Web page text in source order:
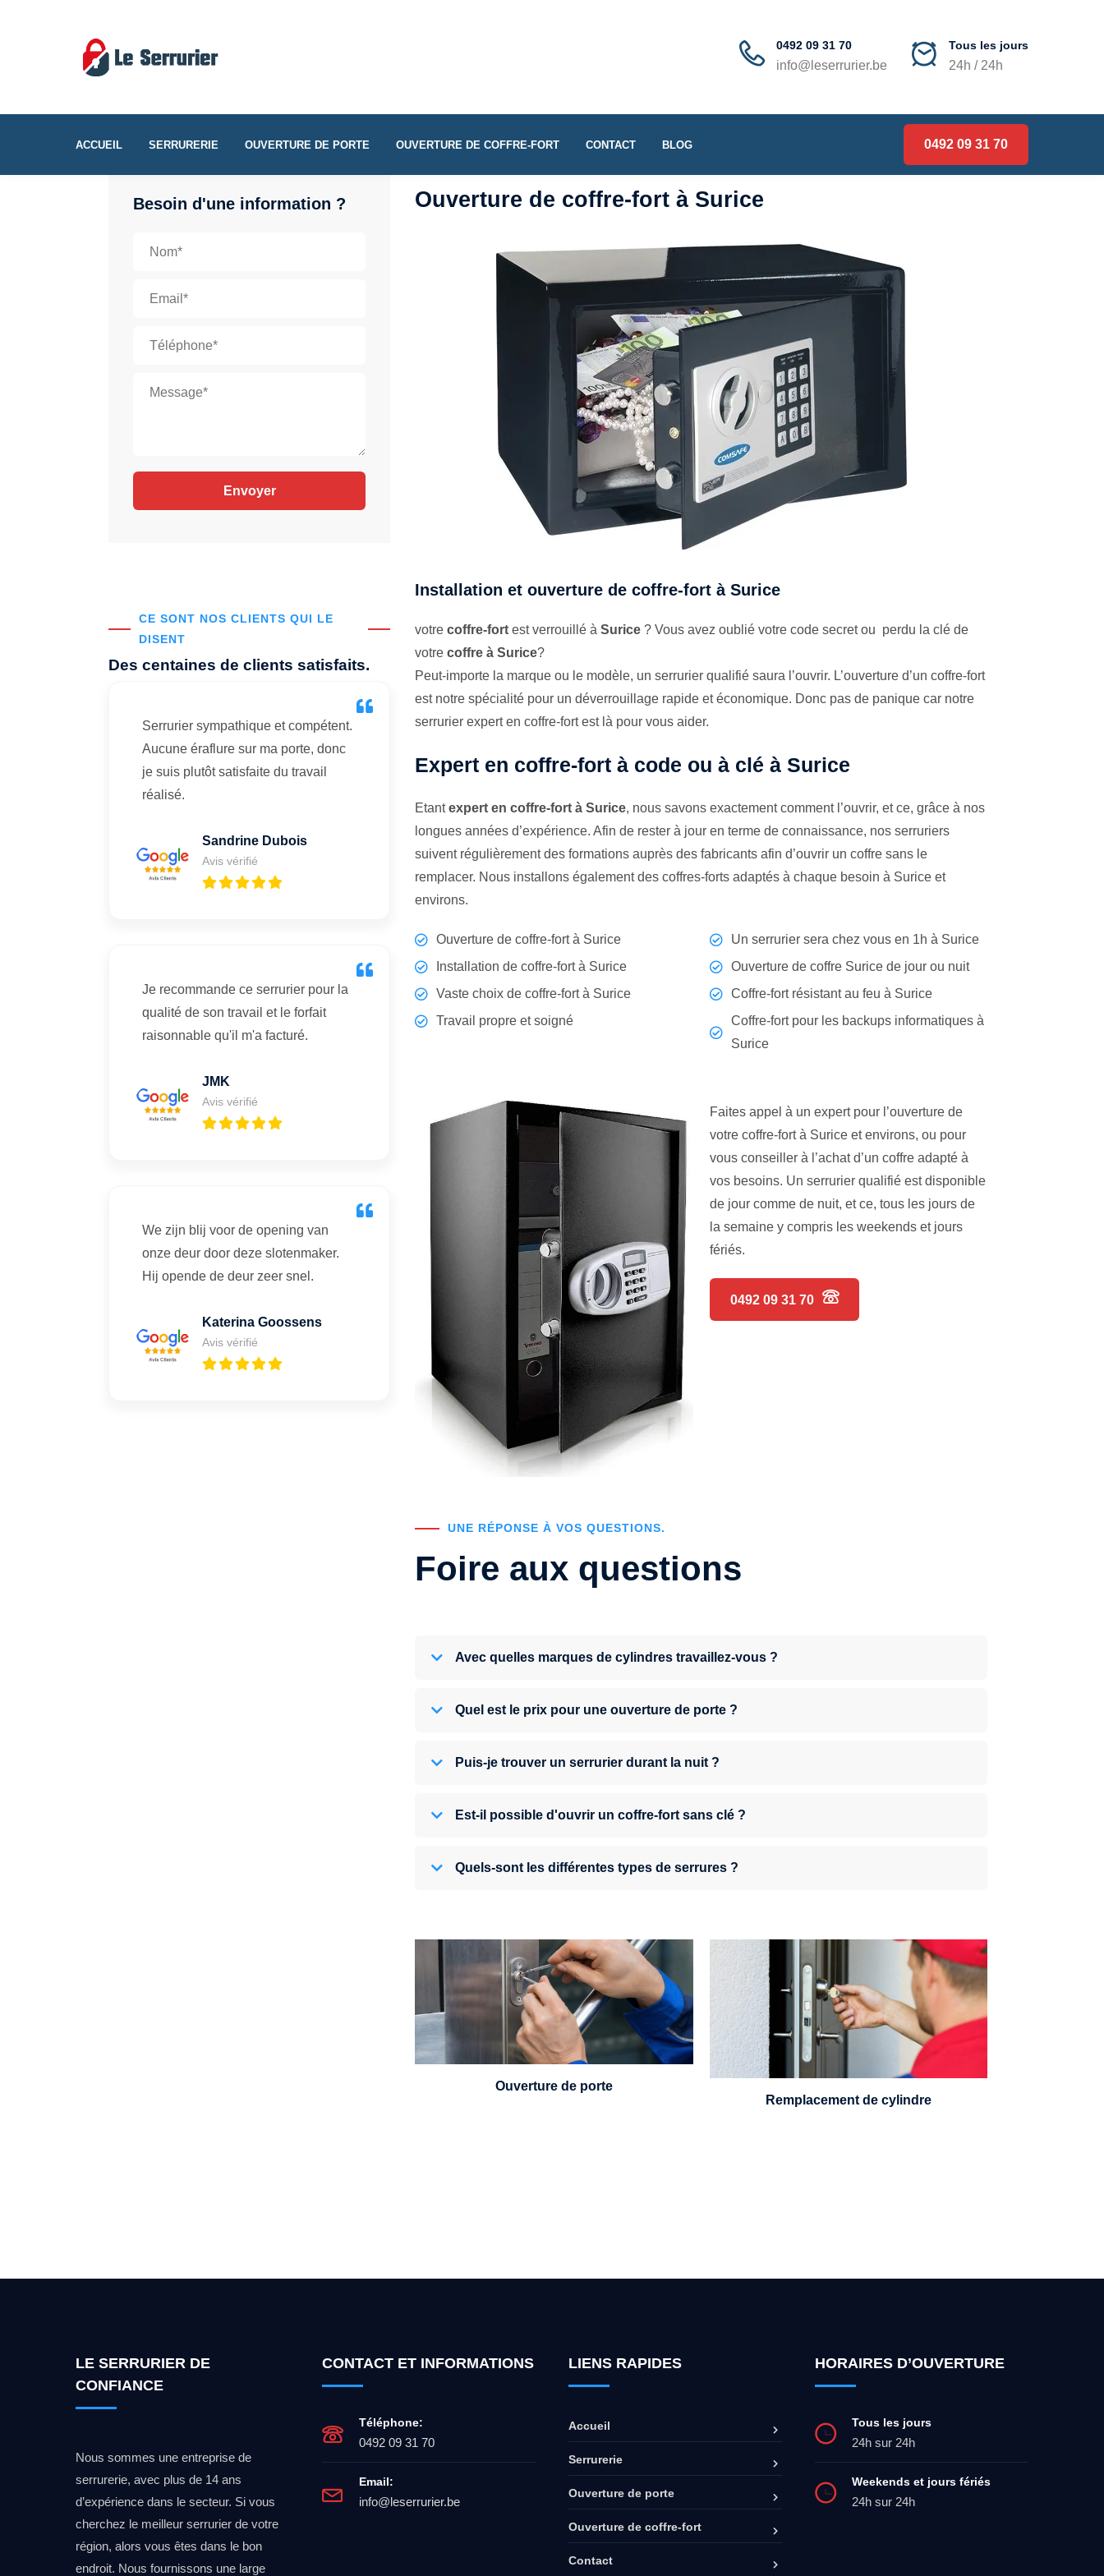
0492 09 31 70
info@leserrurier.be
Tous les jours
24h / 24h
ACCUEIL SERRURERIE OUVERTURE DE PORTE OUVERTURE DE COFFRE-FORT CONTACT BLOG 0492 09 31 70
Besoin d'une information ?
CE SONT NOS CLIENTS QUI LE
DISENT
Des centaines de clients satisfaits.
Serrurier sympathique et compétent.
Aucune éraflure sur ma porte, donc
je suis plutôt satisfaite du travail
réalisé.
Sandrine Dubois
Avis vérifié
Je recommande ce serrurier pour la
qualité de son travail et le forfait
raisonnable qu'il m'a facturé.
JMK
Avis vérifié
We zijn blij voor de opening van
onze deur door deze slotenmaker.
Hij opende de deur zeer snel.
Katerina Goossens
Avis vérifié
Ouverture de coffre-fort à Surice
Installation et ouverture de coffre-fort à Surice
votrecoffre-fort est verrouillé àSurice ? Vous avez oublié votre code secret ou perdu la clé de
votrecoffre à Surice?
Peut-importe la marque ou le modèle, un serrurier qualifié saura l’ouvrir. L’ouverture d’un coffre-fort
est notre spécialité pour un déverrouillage rapide et économique. Donc pas de panique car notre
serrurier expert en coffre-fort est là pour vous aider.
Expert en coffre-fort à code ou à clé à Surice
Etantexpert en coffre-fort à Surice, nous savons exactement comment l’ouvrir, et ce, grâce à nos
longues années d’expérience. Afin de rester à jour en terme de connaissance, nos serruriers
suivent régulièrement des formations auprès des fabricants afin d’ouvrir un coffre sans le
remplacer. Nous installons également des coffres-forts adaptés à chaque besoin à Surice et
environs.
Ouverture de coffre-fort à Surice
Installation de coffre-fort à Surice
Vaste choix de coffre-fort à Surice
Travail propre et soigné
Un serrurier sera chez vous en 1h à Surice
Ouverture de coffre Surice de jour ou nuit
Coffre-fort résistant au feu à Surice
Coffre-fort pour les backups informatiques à
Surice
Faites appel à un expert pour l’ouverture de
votre coffre-fort à Surice et environs, ou pour
vous conseiller à l’achat d’un coffre adapté à
vos besoins. Un serrurier qualifié est disponible
de jour comme de nuit, et ce, tous les jours de
la semaine y compris les weekends et jours
fériés.
0492 09 31 70
UNE RÉPONSE À VOS QUESTIONS.
Foire aux questions
Avec quelles marques de cylindres travaillez-vous ?
Quel est le prix pour une ouverture de porte ?
Puis-je trouver un serrurier durant la nuit ?
Est-il possible d'ouvrir un coffre-fort sans clé ?
Quels-sont les différentes types de serrures ?
Vous avez perdu vos clés ou la porte s'est
refermée derrière vous ? Un serrurier est
disponible 24h/7.
Ouverture de porte
Un serrurier sera en mesure de choisir et
remplacer un cylindre standard, à 5
leviers ou à 3 leviers, Mul-T-Lock ou
encore multipoints.
Remplacement de cylindre
LE SERRURIER DE
CONFIANCE
Nous sommes une entreprise de
serrurerie, avec plus de 14 ans
d’expérience dans le secteur. Si vous
cherchez le meilleur serrurier de votre
région, alors vous êtes dans le bon
endroit. Nous fournissons une large
CONTACT ET INFORMATIONS
Téléphone:
0492 09 31 70
Email:
info@leserrurier.be
LIENS RAPIDES
Accueil
Serrurerie
Ouverture de porte
Ouverture de coffre-fort
Contact
HORAIRES D’OUVERTURE
Tous les jours
24h sur 24h
Weekends et jours fériés
24h sur 24h